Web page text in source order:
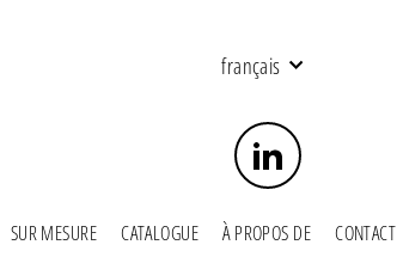
Langue
français
LinkedIn
SUR MESURE CATALOGUE À PROPOS DE CONTACT